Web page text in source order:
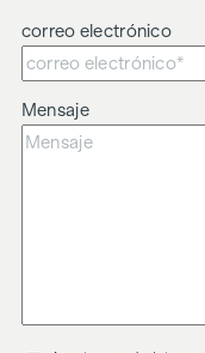
correo electrónico
Mensaje